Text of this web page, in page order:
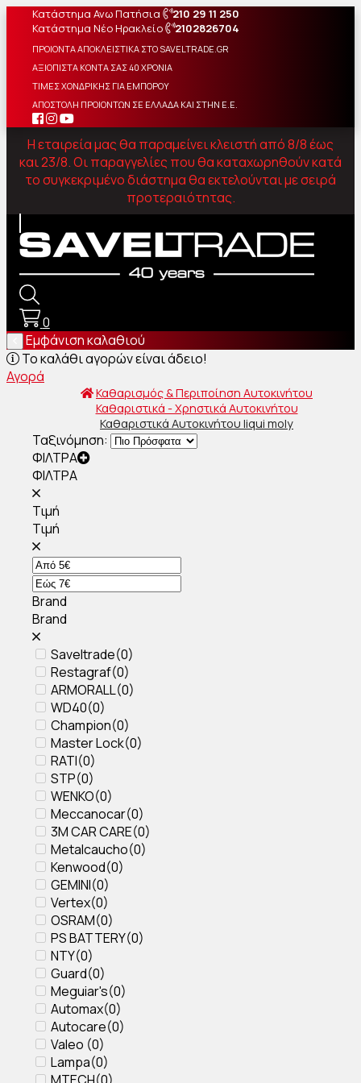
Κατάστημα Ανω Πατήσια
210 29 11 250
Κατάστημα Νέο Ηρακλείο
2102826704
ΠΡΟΙΟΝΤΑ ΑΠΟΚΛΕΙΣΤΙΚΑ ΣΤΟ SAVELTRADE.GR
ΑΞΙΟΠΙΣΤΑ ΚΟΝΤΑ ΣΑΣ 40 ΧΡΟΝΙΑ
ΤΙΜΕΣ ΧΟΝΔΡΙΚΗΣ ΓΙΑ ΕΜΠΟΡΟΥ
ΑΠΟΣΤΟΛΗ ΠΡΟΙΟΝΤΩΝ ΣΕ ΕΛΛΑΔΑ ΚΑΙ ΣΤΗΝ Ε.Ε.
Η εταιρεία μας θα παραμείνει κλειστή από 8/8 έως
και 23/8. Οι παραγγελίες που θα καταχωρηθούν κατά
το συγκεκριμένο διάστημα θα εκτελούνται με σειρά
προτεραιότητας.
0
Εμφάνιση καλαθιού
Το καλάθι αγορών είναι άδειο!
Αγορά
Καθαρισμός & Περιποίηση Αυτοκινήτου
Καθαριστικά - Χρηστικά Αυτοκινήτου
Καθαριστικά Αυτοκινήτου liqui moly
Ταξινόμηση:
ΦΙΛΤΡΑ
ΦΙΛΤΡΑ
Τιμή
Τιμή
Brand
Brand
Saveltrade(0)
Restagraf(0)
ARMORALL(0)
WD40(0)
Champion(0)
Master Lock(0)
RATI(0)
STP(0)
WENKO(0)
Meccanocar(0)
3M CAR CARE(0)
Metalcaucho(0)
Kenwood(0)
GEMINI(0)
Vertex(0)
OSRAM(0)
PS BATTERY(0)
NTY(0)
Guard(0)
Meguiar's(0)
Automax(0)
Autocare(0)
Valeo (0)
Lampa(0)